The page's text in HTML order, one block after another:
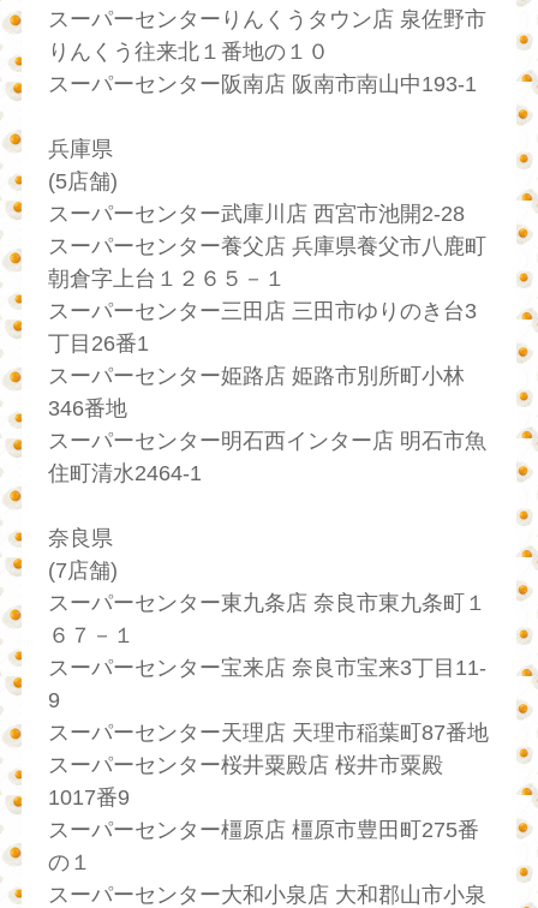
スーパーセンターりんくうタウン店 泉佐野市
りんくう往来北１番地の１０
スーパーセンター阪南店 阪南市南山中193-1
兵庫県
(5店舗)
スーパーセンター武庫川店 西宮市池開2-28
スーパーセンター養父店 兵庫県養父市八鹿町
朝倉字上台１２６５－１
スーパーセンター三田店 三田市ゆりのき台3
丁目26番1
スーパーセンター姫路店 姫路市別所町小林
346番地
スーパーセンター明石西インター店 明石市魚
住町清水2464-1
奈良県
(7店舗)
スーパーセンター東九条店 奈良市東九条町１
６７－１
スーパーセンター宝来店 奈良市宝来3丁目11-
9
スーパーセンター天理店 天理市稲葉町87番地
スーパーセンター桜井粟殿店 桜井市粟殿
1017番9
スーパーセンター橿原店 橿原市豊田町275番
の１
スーパーセンター大和小泉店 大和郡山市小泉